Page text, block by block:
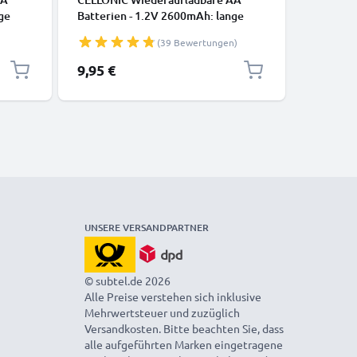
Batterien - 1.2V 2600mAh: lange
Controller Kamera
Fahrradbeleuchtung Telefon GPS
Navigation Funkgeräte -
(39 Bewertungen)
9,95 €
UNSERE VERSANDPARTNER
© subtel.de 2026
Alle Preise verstehen sich inklusive
Mehrwertsteuer und zuzüglich
Versandkosten. Bitte beachten Sie, dass
alle aufgeführten Marken eingetragene